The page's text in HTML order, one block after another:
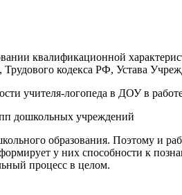
квалификационной
кодекса РФ, Устава
учителя-логопеда в ДОУ в
дошкольных учреждений
образования. Поэтому и
у них способности к
процесс в целом.